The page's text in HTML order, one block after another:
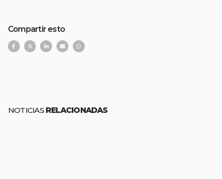
Compartir esto
NOTICIAS RELACIONADAS